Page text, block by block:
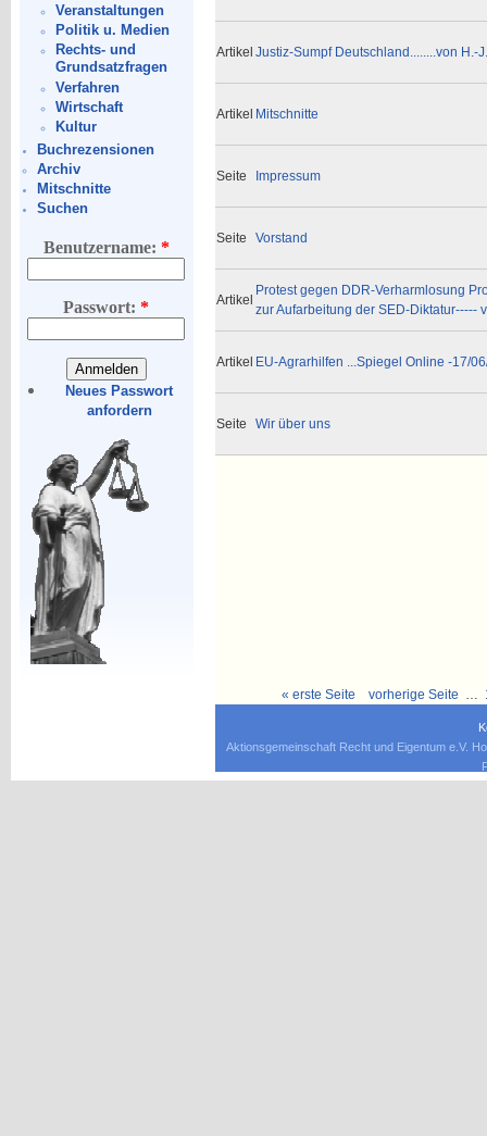
Veranstaltungen
Politik u. Medien
Rechts- und
Grundsatzfragen
Verfahren
Wirtschaft
Kultur
Buchrezensionen
Archiv
Mitschnitte
Suchen
Benutzername: *
Passwort:*
Neues Passwort
anfordern
Artikel Justiz-Sumpf Deutschland........von H.-
Artikel Mitschnitte
Seite Impressum
Seite Vorstand
Artikel
Protest gegen DDR-Verharmlosung
zur Aufarbeitung der SED-Diktatur-----
Artikel EU-Agrarhilfen ...Spiegel Online -17/
Seite Wir über uns
« erste Seite vorherige Seite …
Aktionsgemeinschaft Recht und Eigentum e.V.